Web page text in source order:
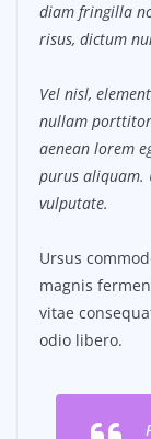
diam fringilla
risus, dictum
Vel nisl,
nullam
aenean lorem
purus aliquam.
vulputate.
Ursus
magnis
vitae
odio libero.